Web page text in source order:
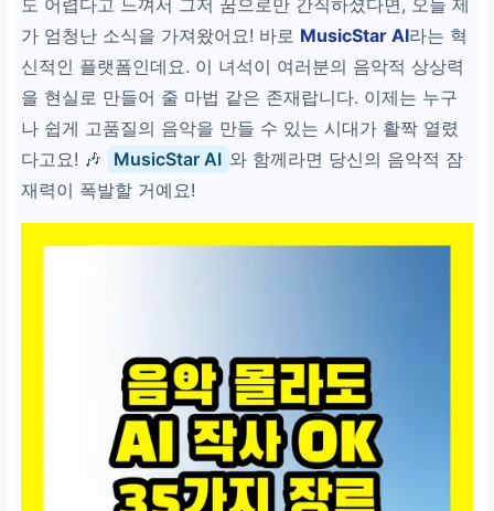
도 어렵다고 느껴서 그저 꿈으로만 간직하셨다면, 오늘 제
가 엄청난 소식을 가져왔어요! 바로 MusicStar AI라는 혁
신적인 플랫폼인데요. 이 녀석이 여러분의 음악적 상상력
을 현실로 만들어 줄 마법 같은 존재랍니다. 이제는 누구
나 쉽게 고품질의 음악을 만들 수 있는 시대가 활짝 열렸
다고요! 🎶
MusicStar AI 와 함께라면 당신의 음악적 잠
재력이 폭발할 거예요!